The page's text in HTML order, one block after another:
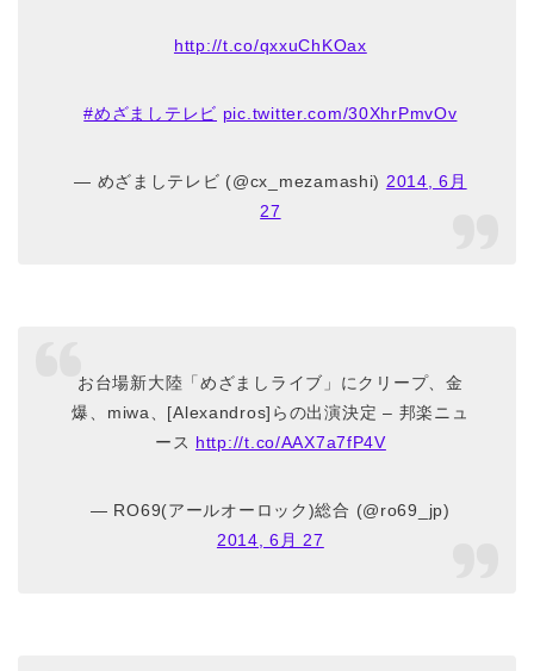
http://t.co/qxxuChKOax
#めざましテレビ pic.twitter.com/30XhrPmvOv
— めざましテレビ (@cx_mezamashi) 2014, 6月
27
お台場新大陸「めざましライブ」にクリープ、金
爆、miwa、[Alexandros]らの出演決定 – 邦楽ニュ
ース http://t.co/AAX7a7fP4V
— RO69(アールオーロック)総合 (@ro69_jp)
2014, 6月 27